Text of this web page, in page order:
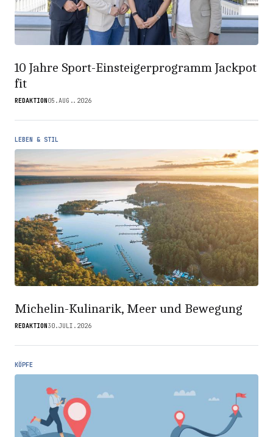
10 Jahre Sport-Einsteigerprogramm Jackpot
fit
REDAKTION05.AUG..2026
LEBEN & STIL
Michelin-Kulinarik, Meer und Bewegung
REDAKTION30.JULI.2026
KÖPFE